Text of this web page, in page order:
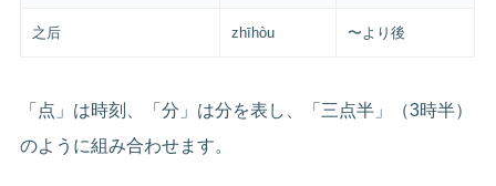
之后 zhīhòu 〜より後
「点」は時刻、「分」は分を表し、「三点半」（3時半）
のように組み合わせます。